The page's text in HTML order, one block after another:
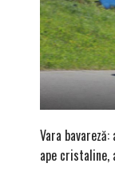
Vara
ape cristaline,